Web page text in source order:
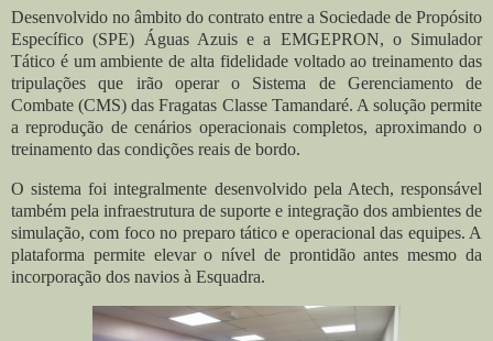
Desenvolvido no âmbito do contrato entre a Sociedade de Propósito
Específico (SPE) Águas Azuis e a EMGEPRON, o Simulador
Tático é um ambiente de alta fidelidade voltado ao treinamento das
tripulações que irão operar o Sistema de Gerenciamento de
Combate (CMS) das Fragatas Classe Tamandaré. A solução permite
a reprodução de cenários operacionais completos, aproximando o
treinamento das condições reais de bordo.
O sistema foi integralmente desenvolvido pela Atech, responsável
também pela infraestrutura de suporte e integração dos ambientes de
simulação, com foco no preparo tático e operacional das equipes. A
plataforma permite elevar o nível de prontidão antes mesmo da
incorporação dos navios à Esquadra.